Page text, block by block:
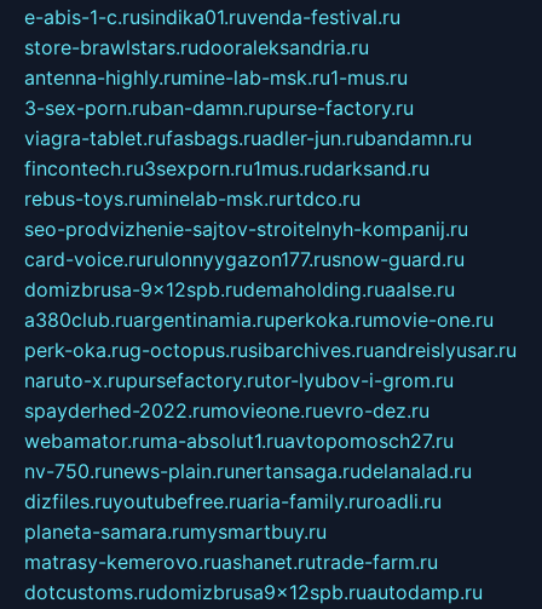
e-abis-1-c.rusindika01.ruvenda-festival.ru
store-brawlstars.rudooraleksandria.ru
antenna-highly.rumine-lab-msk.ru1-mus.ru
3-sex-porn.ruban-damn.rupurse-factory.ru
viagra-tablet.rufasbags.ruadler-jun.rubandamn.ru
fincontech.ru3sexporn.ru1mus.rudarksand.ru
rebus-toys.ruminelab-msk.rurtdco.ru
seo-prodvizhenie-sajtov-stroitelnyh-kompanij.ru
card-voice.rurulonnyygazon177.rusnow-guard.ru
domizbrusa-9x12spb.rudemaholding.ruaalse.ru
a380club.ruargentinamia.ruperkoka.rumovie-one.ru
perk-oka.rug-octopus.rusibarchives.ruandreislyusar.ru
naruto-x.rupursefactory.rutor-lyubov-i-grom.ru
spayderhed-2022.rumovieone.ruevro-dez.ru
webamator.ruma-absolut1.ruavtopomosch27.ru
nv-750.runews-plain.runertansaga.rudelanalad.ru
dizfiles.ruyoutubefree.ruaria-family.ruroadli.ru
planeta-samara.rumysmartbuy.ru
matrasy-kemerovo.ruashanet.rutrade-farm.ru
dotcustoms.rudomizbrusa9x12spb.ruautodamp.ru